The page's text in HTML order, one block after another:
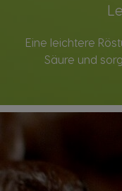
Eine leichtere
Säure und